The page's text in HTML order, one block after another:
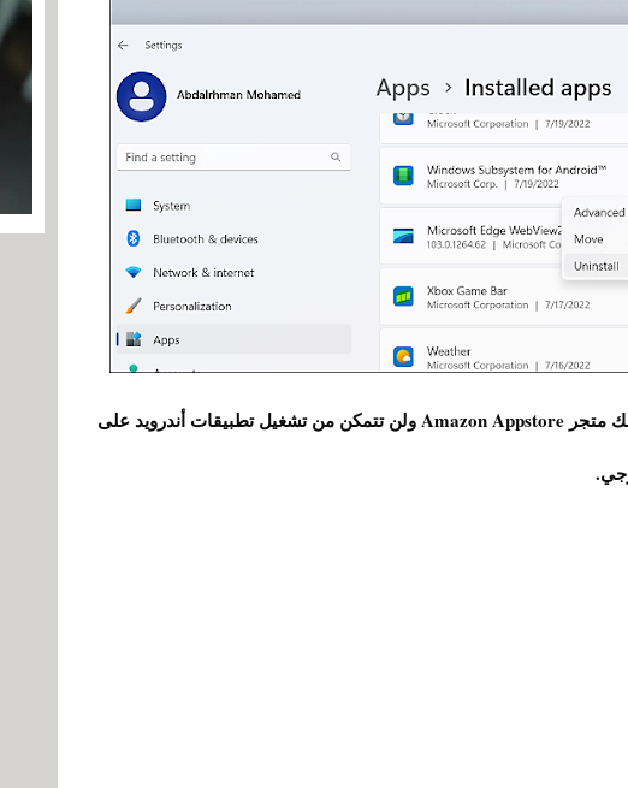
ستختفي تطبيقات أندرويد المثبتة وكذلك متجر Amazon Appstore ولن تتمكن من تشغيل تطبيقات أندرويد على